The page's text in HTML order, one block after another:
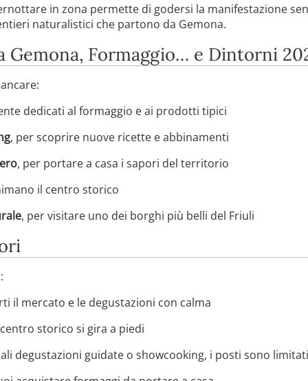
in zona permette di godersi la manifestazione
naturalistici che partono da Gemona.
Gemona, Formaggio… e Dintorni
dedicati al formaggio e ai prodotti tipici
, per scoprire nuove ricette e abbinamenti
, per portare a casa i sapori del territorio
il centro storico
, per visitare uno dei borghi più belli del Friuli
il mercato e le degustazioni con calma
storico si gira a piedi
degustazioni guidate o showcooking, i posti sono limitati